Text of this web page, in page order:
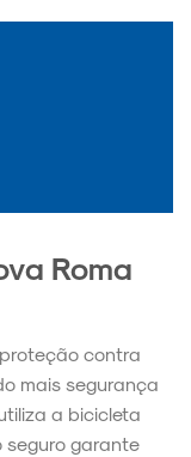
Roma
contra
mais segurança
a bicicleta
seguro garante